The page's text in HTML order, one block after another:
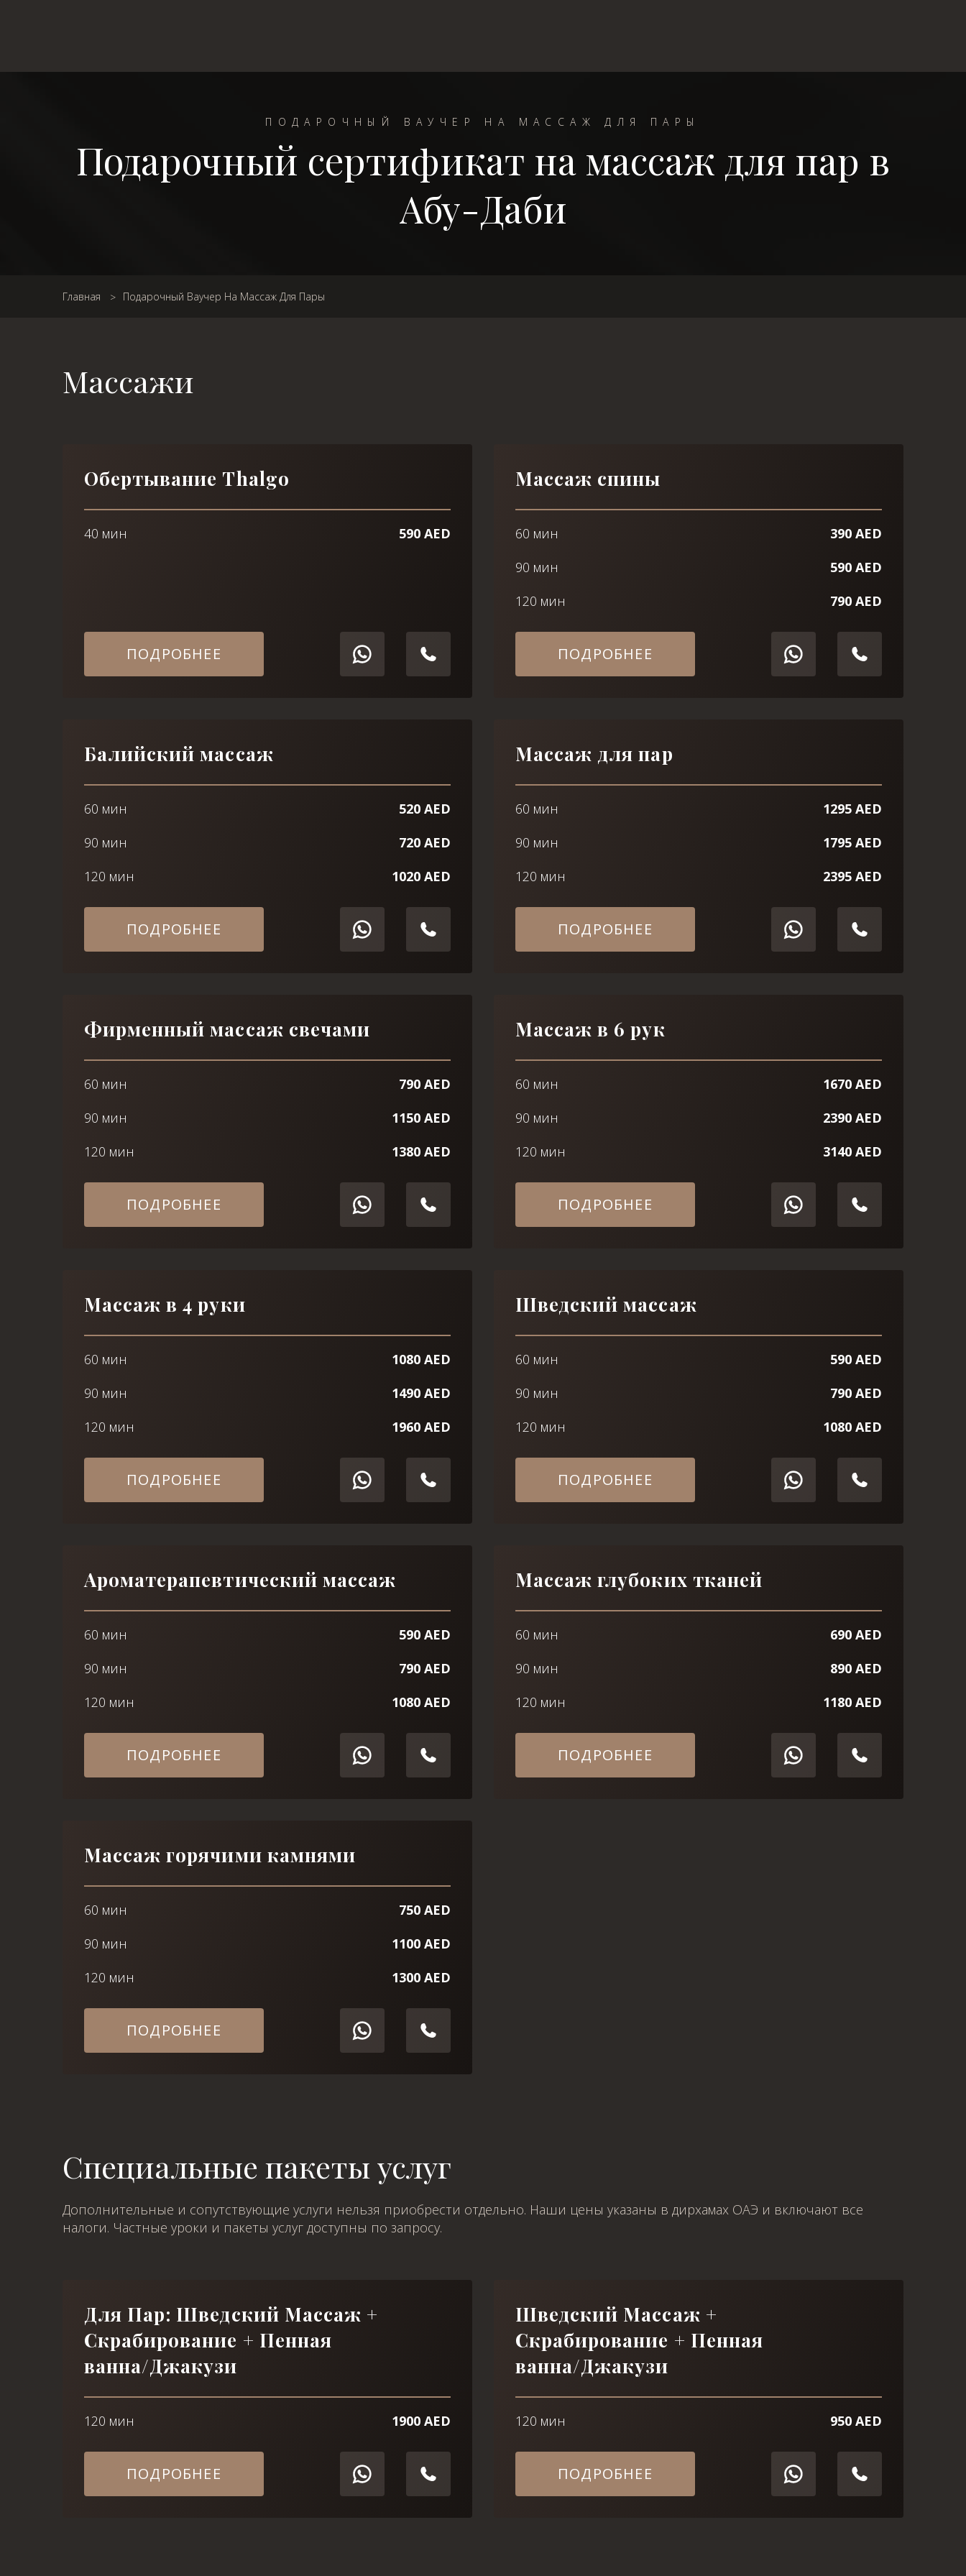
ПОДАРОЧНЫЙ ВАУЧЕР НА МАССАЖ ДЛЯ ПАРЫ
Подарочный сертификат на массаж для пар в
Абу-Даби
Главная Подарочный Ваучер На Массаж Для Пары
Массажи
Обертывание Thalgo
40 мин 590 AED
ПОДРОБНЕЕ
Массаж спины
60 мин
390 AED
90 мин
590 AED
120 мин
790 AED
ПОДРОБНЕЕ
Балийский массаж
60 мин
520 AED
90 мин
720 AED
120 мин
1020 AED
ПОДРОБНЕЕ
Массаж для пар
60 мин
1295 AED
90 мин
1795 AED
120 мин
2395 AED
ПОДРОБНЕЕ
Фирменный массаж свечами
60 мин
790 AED
90 мин
1150 AED
120 мин
1380 AED
ПОДРОБНЕЕ
Массаж в 6 рук
60 мин
1670 AED
90 мин
2390 AED
120 мин
3140 AED
ПОДРОБНЕЕ
Массаж в 4 руки
60 мин
1080 AED
90 мин
1490 AED
120 мин
1960 AED
ПОДРОБНЕЕ
Шведский массаж
60 мин
590 AED
90 мин
790 AED
120 мин
1080 AED
ПОДРОБНЕЕ
Ароматерапевтический массаж
60 мин
590 AED
90 мин
790 AED
120 мин
1080 AED
ПОДРОБНЕЕ
Массаж глубоких тканей
60 мин
690 AED
90 мин
890 AED
120 мин
1180 AED
ПОДРОБНЕЕ
Массаж горячими камнями
60 мин
750 AED
90 мин
1100 AED
120 мин
1300 AED
ПОДРОБНЕЕ
Специальные пакеты услуг
Дополнительные и сопутствующие услуги нельзя приобрести отдельно. Наши цены указаны в дирхамах ОАЭ и включают все
налоги. Частные уроки и пакеты услуг доступны по запросу.
Для Пар: Шведский Массаж +
Скрабирование + Пенная
ванна/Джакузи
120 мин 1900 AED
ПОДРОБНЕЕ
Шведский Массаж +
Скрабирование + Пенная
ванна/Джакузи
120 мин 950 AED
ПОДРОБНЕЕ
Я принимаюПолитику конфиденциальности
ЗАБРОНИРОВАТЬ